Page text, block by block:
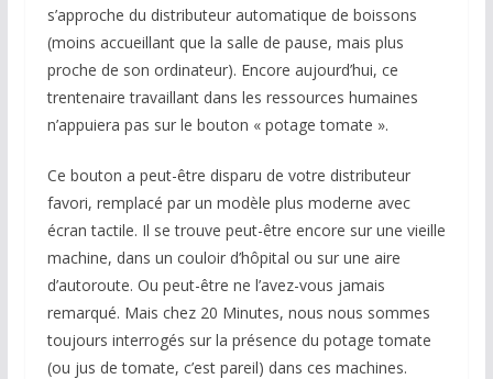
s’approche du distributeur automatique de boissons
(moins accueillant que la salle de pause, mais plus
proche de son ordinateur). Encore aujourd’hui, ce
trentenaire travaillant dans les ressources humaines
n’appuiera pas sur le bouton « potage tomate ».
Ce bouton a peut-être disparu de votre distributeur
favori, remplacé par un modèle plus moderne avec
écran tactile. Il se trouve peut-être encore sur une vieille
machine, dans un couloir d’hôpital ou sur une aire
d’autoroute. Ou peut-être ne l’avez-vous jamais
remarqué. Mais chez 20 Minutes, nous nous sommes
toujours interrogés sur la présence du potage tomate
(ou jus de tomate, c’est pareil) dans ces machines.